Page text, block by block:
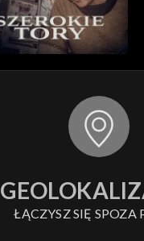
ŁĄCZYSZ SIĘ SPOZA